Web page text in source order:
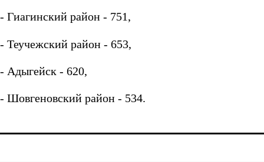
- Гиагинский район - 751,
- Теучежский район - 653,
- Адыгейск - 620,
- Шовгеновский район - 534.